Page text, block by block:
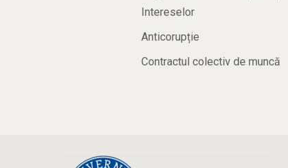
Intereselor
Anticorupție
Contractul colectiv de muncă